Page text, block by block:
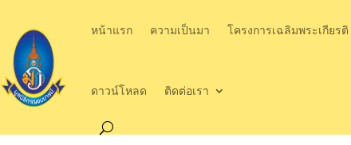
หน้าแรก ความเป็นมา โครงการเฉลิมพระเกียรติ
ดาวน์โหลด ติดต่อเรา